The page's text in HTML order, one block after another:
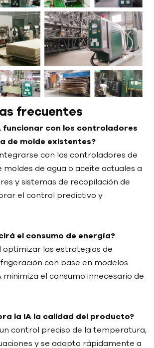
frecuentes
funcionar con los controladores
de molde existentes?
con los controladores de
de agua o aceite actuales a
y sistemas de recopilación de
el control predictivo y
el consumo de energía?
optimizar las estrategias de
con base en modelos
minimiza el consumo innecesario de
la IA la calidad del producto?
control preciso de la temperatura,
y se adapta rápidamente a